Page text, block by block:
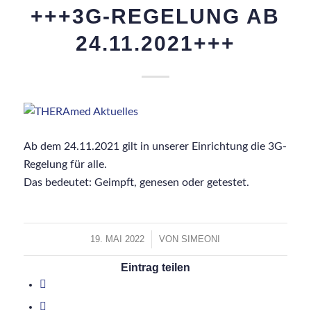
+++3G-REGELUNG AB
24.11.2021+++
Ab dem 24.11.2021 gilt in unserer Einrichtung die 3G-
Regelung für alle.
Das bedeutet: Geimpft, genesen oder getestet.
19. MAI 2022
/ VON SIMEONI
Eintrag teilen